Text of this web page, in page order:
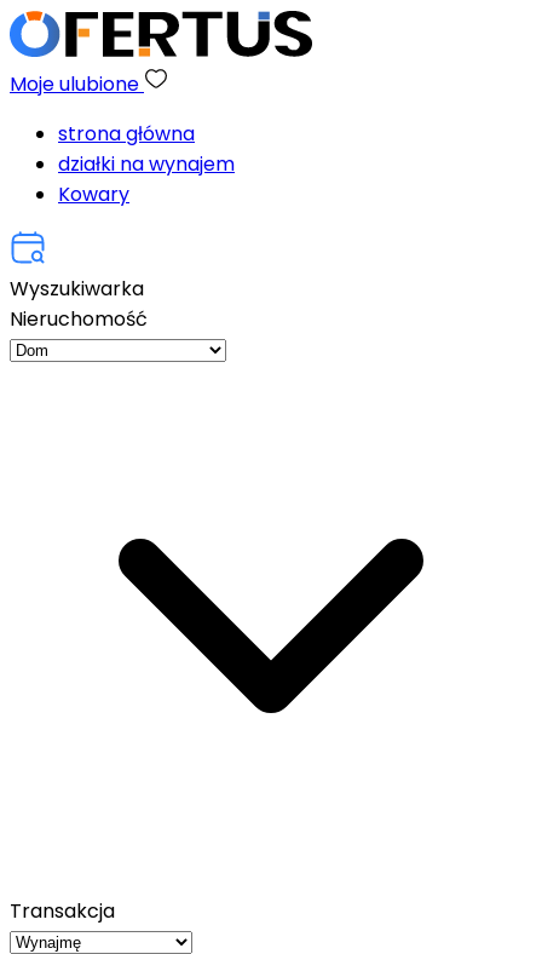
Moje ulubione
strona główna
działki na wynajem
Kowary
Wyszukiwarka
Nieruchomość
Transakcja